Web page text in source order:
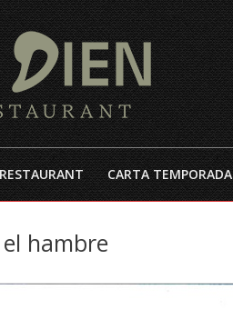
CARTA TEMPORADA
hambre